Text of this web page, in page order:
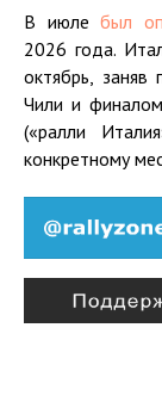
В июлебыл
2026 года.
октябрь,
Чили и
(«ралли
конкретному